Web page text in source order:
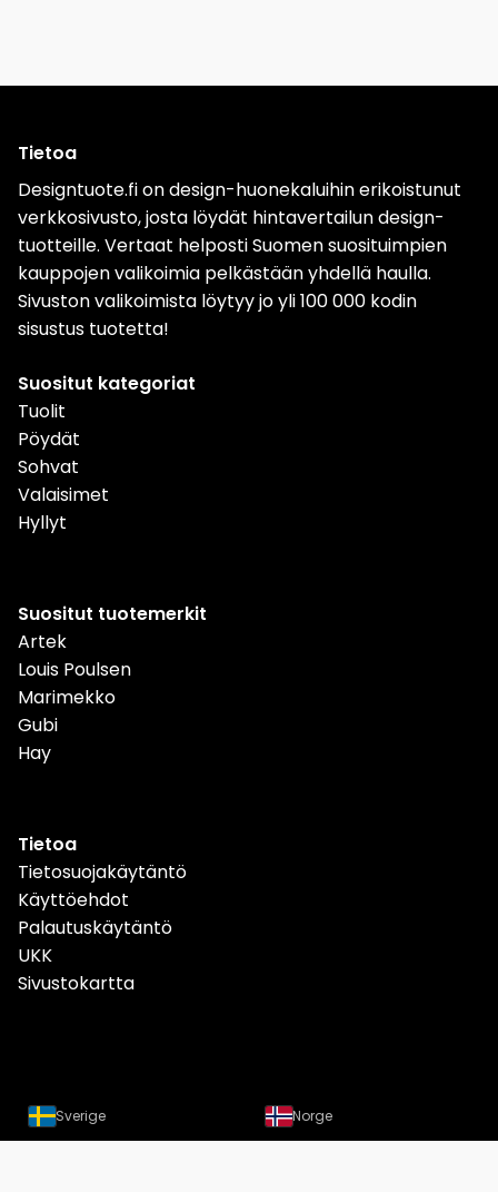
Tietoa
Designtuote.fi on design-huonekaluihin erikoistunut
verkkosivusto, josta löydät hintavertailun design-
tuotteille. Vertaat helposti Suomen suosituimpien
kauppojen valikoimia pelkästään yhdellä haulla.
Sivuston valikoimista löytyy jo yli 100 000 kodin
sisustus tuotetta!
Suositut kategoriat
Tuolit
Pöydät
Sohvat
Valaisimet
Hyllyt
Suositut tuotemerkit
Artek
Louis Poulsen
Marimekko
Gubi
Hay
Tietoa
Tietosuojakäytäntö
Käyttöehdot
Palautuskäytäntö
UKK
Sivustokartta
Sverige Norge